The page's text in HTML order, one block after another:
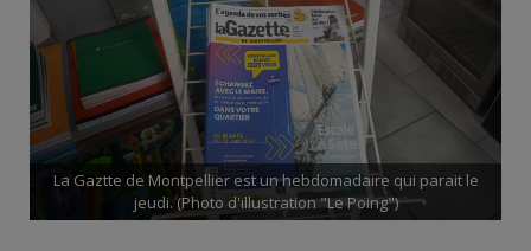
La Gaztte de Montpellier est un hebdomadaire qui parait le
jeudi. (Photo d'illustration "Le Poing")